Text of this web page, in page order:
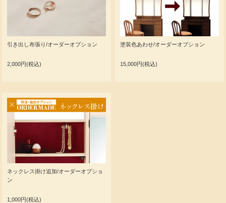
引き出し布張り/オーダーオプション
2,000円(税込)
塗装色あわせ/オーダーオプション
15,000円(税込)
ネックレス掛け追加/オーダーオプショ
ン
1,000円(税込)